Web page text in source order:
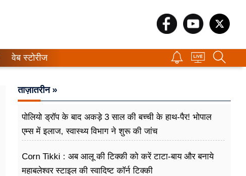
वेब स्टोरीज
ताज़ातरीन »
पोलियो ड्रॉप के बाद अकड़े 3 साल की बच्ची के हाथ-पैर! भोपाल
एम्स में इलाज, स्वास्थ्य विभाग ने शुरू की जांच
Corn Tikki : अब आलू की टिक्की को करें टाटा-बाय और बनाये
महाबलेश्वर स्टाइल की स्वादिष्ट कॉर्न टिक्की